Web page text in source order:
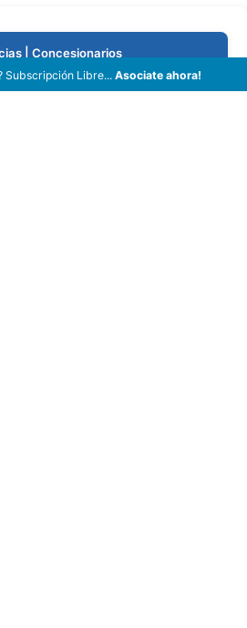
| Concesionarios
Subscripción Libre... Asociate ahora!